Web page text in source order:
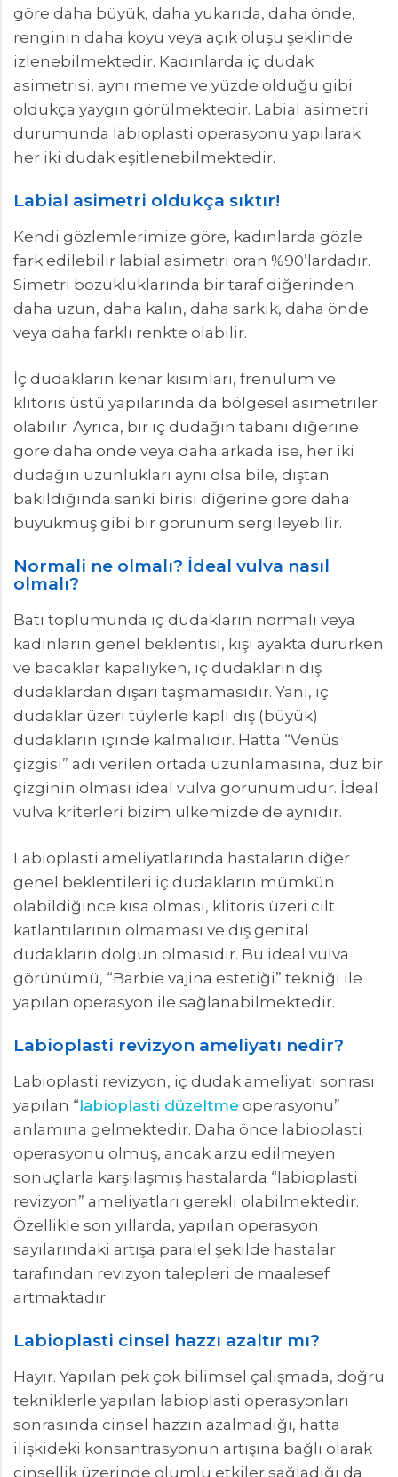
göre daha büyük, daha yukarıda, daha önde,
renginin daha koyu veya açık oluşu şeklinde
izlenebilmektedir. Kadınlarda iç dudak
asimetrisi, aynı meme ve yüzde olduğu gibi
oldukça yaygın görülmektedir. Labial asimetri
durumunda labioplasti operasyonu yapılarak
her iki dudak eşitlenebilmektedir.
Labial asimetri oldukça sıktır!
Kendi gözlemlerimize göre, kadınlarda gözle
fark edilebilir labial asimetri oran %90’lardadır.
Simetri bozukluklarında bir taraf diğerinden
daha uzun, daha kalın, daha sarkık, daha önde
veya daha farklı renkte olabilir.
İç dudakların kenar kısımları, frenulum ve
klitoris üstü yapılarında da bölgesel asimetriler
olabilir. Ayrıca, bir iç dudağın tabanı diğerine
göre daha önde veya daha arkada ise, her iki
dudağın uzunlukları aynı olsa bile, dıştan
bakıldığında sanki birisi diğerine göre daha
büyükmüş gibi bir görünüm sergileyebilir.
Normali ne olmalı? İdeal vulva nasıl
olmalı?
Batı toplumunda iç dudakların normali veya
kadınların genel beklentisi, kişi ayakta dururken
ve bacaklar kapalıyken, iç dudakların dış
dudaklardan dışarı taşmamasıdır. Yani, iç
dudaklar üzeri tüylerle kaplı dış (büyük)
dudakların içinde kalmalıdır. Hatta “Venüs
çizgisi” adı verilen ortada uzunlamasına, düz bir
çizginin olması ideal vulva görünümüdür. İdeal
vulva kriterleri bizim ülkemizde de aynıdır.
Labioplasti ameliyatlarında hastaların diğer
genel beklentileri iç dudakların mümkün
olabildiğince kısa olması, klitoris üzeri cilt
katlantılarının olmaması ve dış genital
dudakların dolgun olmasıdır. Bu ideal vulva
görünümü, “Barbie vajina estetiği” tekniği ile
yapılan operasyon ile sağlanabilmektedir.
Labioplasti revizyon ameliyatı nedir?
Labioplasti revizyon, iç dudak ameliyatı sonrası
yapılan “labioplasti düzeltme operasyonu”
anlamına gelmektedir. Daha önce labioplasti
operasyonu olmuş, ancak arzu edilmeyen
sonuçlarla karşılaşmış hastalarda “labioplasti
revizyon” ameliyatları gerekli olabilmektedir.
Özellikle son yıllarda, yapılan operasyon
sayılarındaki artışa paralel şekilde hastalar
tarafından revizyon talepleri de maalesef
artmaktadır.
Labioplasti cinsel hazzı azaltır mı?
Hayır. Yapılan pek çok bilimsel çalışmada, doğru
tekniklerle yapılan labioplasti operasyonları
sonrasında cinsel hazzın azalmadığı, hatta
ilişkideki konsantrasyonun artışına bağlı olarak
cinsellik üzerinde olumlu etkiler sağladığı da